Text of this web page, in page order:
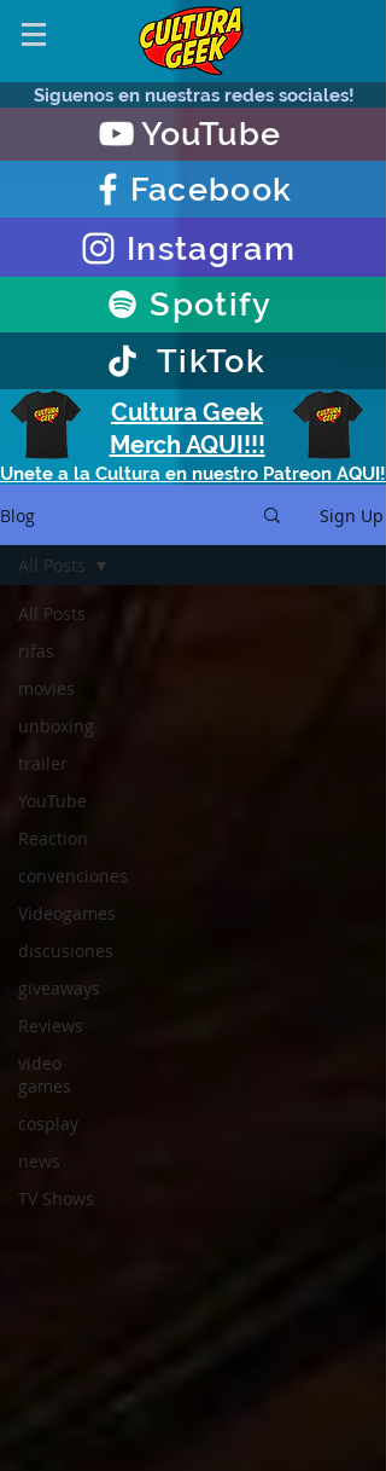
Blog Sign Up
All Posts
rifas
movies
unboxing
trailer
YouTube
Reaction
convenciones
Videogames
discusiones
giveaways
Reviews
video
games
cosplay
news
TV Shows
All Posts
Siguenos en nuestras redes sociales!
YouTube
Facebook
Instagram
Spotify
TikTok
Cultura Geek
Merch AQUI!!!
Unete a la Cultura en nuestro Patreon AQUI!